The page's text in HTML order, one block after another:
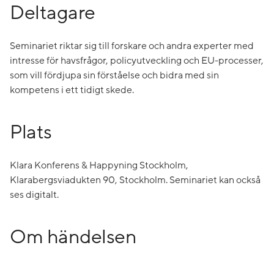
Deltagare
Seminariet riktar sig till forskare och andra experter med
intresse för havsfrågor, policyutveckling och EU-processer,
som vill fördjupa sin förståelse och bidra med sin
kompetens i ett tidigt skede.
Plats
Klara Konferens & Happyning Stockholm,
Klarabergsviadukten 90, Stockholm. Seminariet kan också
ses digitalt.
Om händelsen